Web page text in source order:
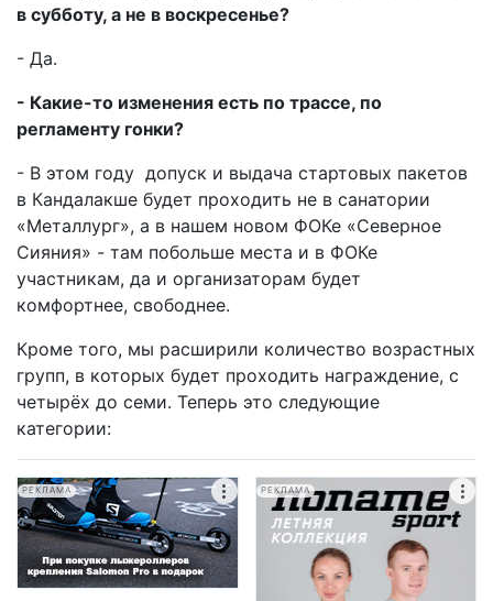
в субботу, а не в воскресенье?
- Да.
- Какие-то изменения есть по трассе, по
регламенту гонки?
- В этом году допуск и выдача стартовых пакетов
в Кандалакше будет проходить не в санатории
«Металлург», а в нашем новом ФОКе «Северное
Сияния» - там побольше места и в ФОКе
участникам, да и организаторам будет
комфортнее, свободнее.
Кроме того, мы расширили количество возрастных
групп, в которых будет проходить награждение, с
четырёх до семи. Теперь это следующие
категории:
РЕКЛАМА РЕКЛАМА